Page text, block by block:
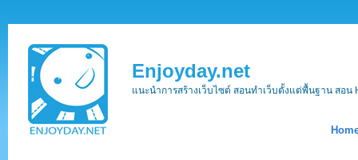
Enjoyday.net
แนะนำการสร้างเว็บไซต์ สอนทำเว็บตั้งแต่พื้นฐาน สอน